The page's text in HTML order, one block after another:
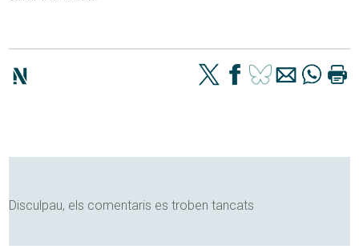
Disculpau, els comentaris es troben tancats